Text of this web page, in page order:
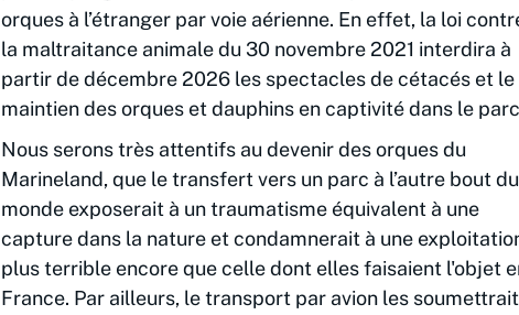
orques à l’étranger par voie aérienne. En effet, la loi
la maltraitance animale du 30 novembre 2021 interdira à
partir de décembre 2026 les spectacles de cétacés et le
maintien des orques et dauphins en captivité dans le
Nous serons très attentifs au devenir des orques du
Marineland, que le transfert vers un parc à l’autre bout du
monde exposerait à un traumatisme équivalent à une
capture dans la nature et condamnerait à une
plus terrible encore que celle dont elles faisaient l'objet
France. Par ailleurs, le transport par avion les